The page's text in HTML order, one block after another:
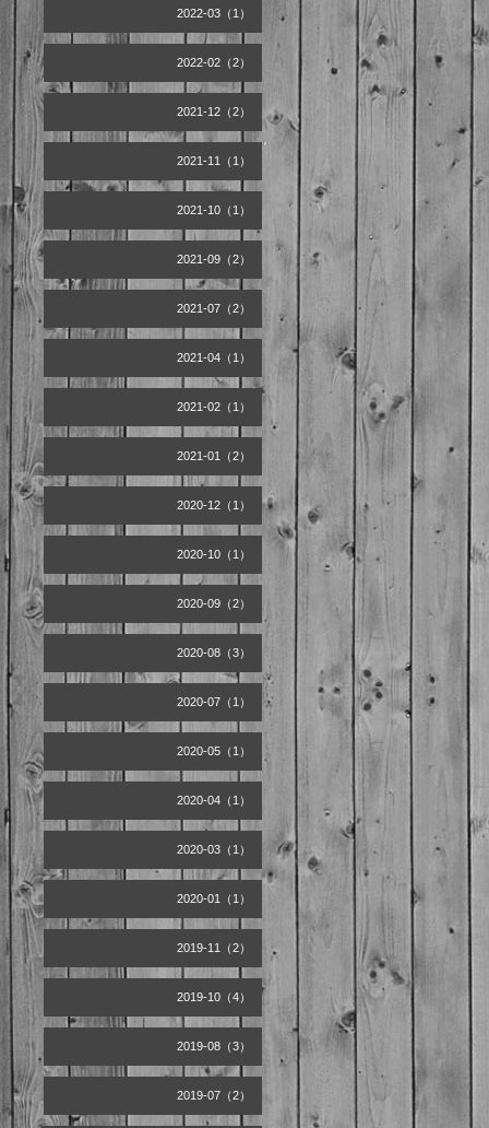
2022-03（1）
2022-02（2）
2021-12（2）
2021-11（1）
2021-10（1）
2021-09（2）
2021-07（2）
2021-04（1）
2021-02（1）
2021-01（2）
2020-12（1）
2020-10（1）
2020-09（2）
2020-08（3）
2020-07（1）
2020-05（1）
2020-04（1）
2020-03（1）
2020-01（1）
2019-11（2）
2019-10（4）
2019-08（3）
2019-07（2）